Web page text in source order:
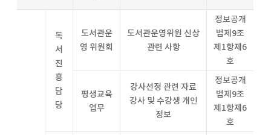
독
서
진
흥
담
당
도서관운
영 위원회
도서관운영위원 신상
관련 사항
정보공개
법제9조
제1항제6
호
평생교육
업무
강사선정 관련 자료
강사 및 수강생 개인
정보
정보공개
법제9조
제1항제6
호